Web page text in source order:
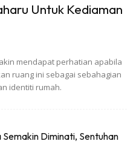
pastikan jangan dibiar ia
dan punya banyak sumber
Untuk Kediaman
mendapat perhatian apabila
ruang ini sebagai sebahagian
identiti rumah.
Diminati, Sentuhan